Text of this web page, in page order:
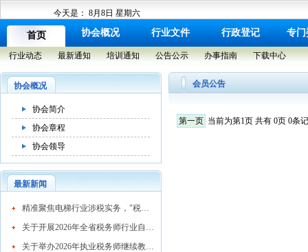
今天是： 8月8日 星期六
首页 协会概况 行业文件 行政登记 专门
行业动态 最新通知 培训通知 公告公示 办事指南 下载中心
协会概况
协会简介
协会章程
协会领导
最新新闻
​精准聚焦电梯行业涉税实务，"税务合规大讲堂"走进湖州市电梯行业协会
关于开展2026年全省税务师行业自律检查工作的通知
关于举办2026年执业税务师继续教育网络培训班的通知
会员公告
第一页 当前为第1页 共有 0页 0条